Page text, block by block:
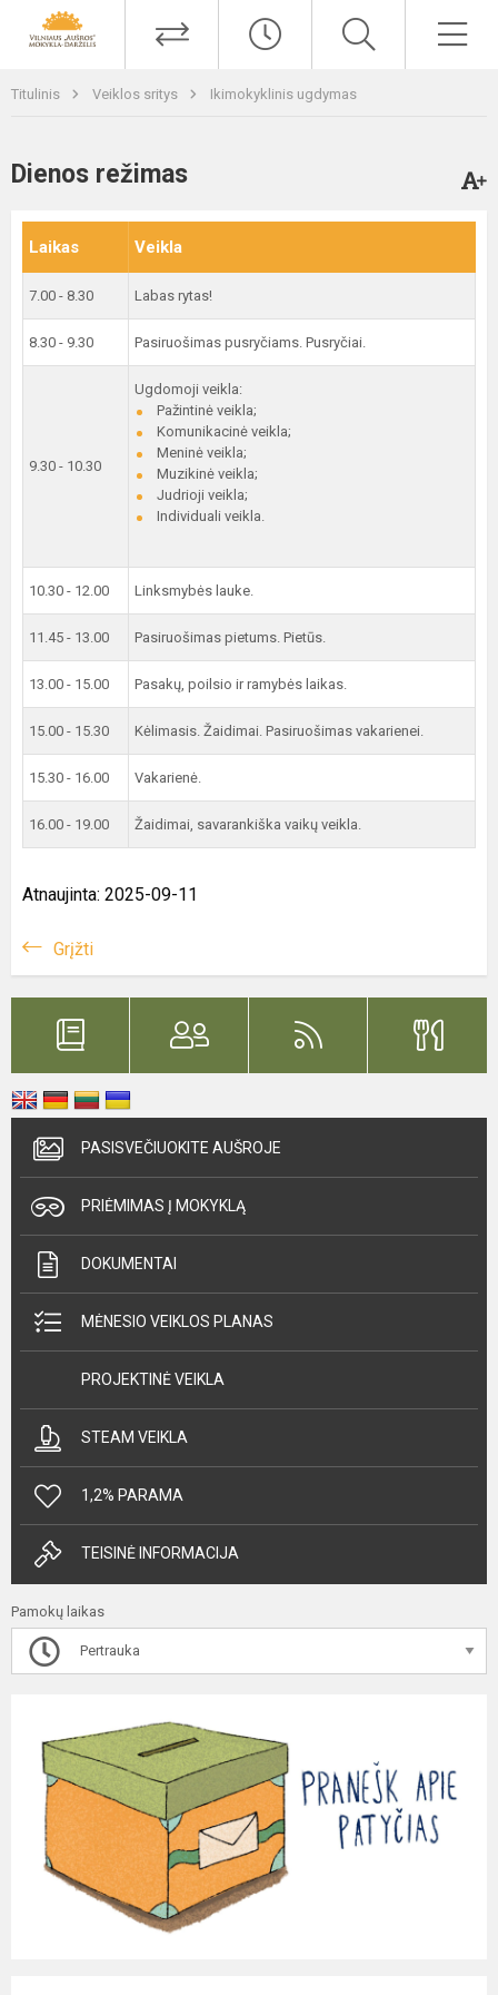
Titulinis Veiklos sritys Ikimokyklinis ugdymas
Dienos režimas
Laikas Veikla
7.00 - 8.30 Labas rytas!
8.30 - 9.30 Pasiruošimas pusryčiams. Pusryčiai.
9.30 - 10.30
Ugdomoji veikla:
Pažintinė veikla;
Komunikacinė veikla;
Meninė veikla;
Muzikinė veikla;
Judrioji veikla;
Individuali veikla.
10.30 - 12.00 Linksmybės lauke.
11.45 - 13.00 Pasiruošimas pietums. Pietūs.
13.00 - 15.00 Pasakų, poilsio ir ramybės laikas.
15.00 - 15.30 Kėlimasis. Žaidimai. Pasiruošimas vakarienei.
15.30 - 16.00 Vakarienė.
16.00 - 19.00 Žaidimai, savarankiška vaikų veikla.
Atnaujinta: 2025-09-11
Grįžti
PASISVEČIUOKITE AUŠROJE
PRIĖMIMAS Į MOKYKLĄ
DOKUMENTAI
MĖNESIO VEIKLOS PLANAS
PROJEKTINĖ VEIKLA
STEAM VEIKLA
1,2% PARAMA
TEISINĖ INFORMACIJA
Pamokų laikas
Pertrauka